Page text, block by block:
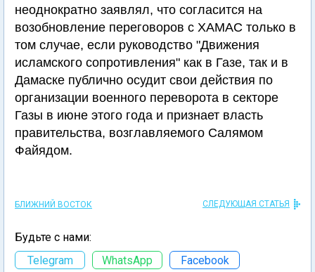
неоднократно заявлял, что согласится на
возобновление переговоров с ХАМАС только в
том случае, если руководство "Движения
исламского сопротивления" как в Газе, так и в
Дамаске публично осудит свои действия по
организации военного переворота в секторе
Газы в июне этого года и признает власть
правительства, возглавляемого Салямом
Файядом.
БЛИЖНИЙ ВОСТОК СЛЕДУЮЩАЯ СТАТЬЯ
Будьте с нами:
Telegram
WhatsApp Facebook